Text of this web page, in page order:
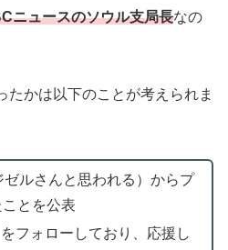
ニュースのソウル支局長なの
たかは以下のことが考えられま
ルさんと思われる）からプ
とを公表
フォローしており、応援し